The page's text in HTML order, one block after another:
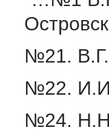
№21.
№22.
№24.